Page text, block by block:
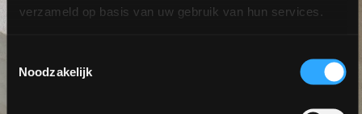
verzameld op basis van uw gebruik van hun services.
Noodzakelijk